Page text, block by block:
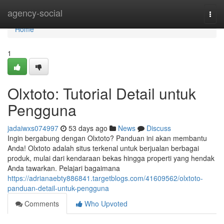
agency-social
Home
Home
1
Olxtoto: Tutorial Detail untuk
Pengguna
jadaiwxs074997 53 days ago News
Discuss
Ingin bergabung dengan Olxtoto? Panduan ini akan membantu
Anda! Olxtoto adalah situs terkenal untuk berjualan berbagai
produk, mulai dari kendaraan bekas hingga properti yang hendak
Anda tawarkan. Pelajari bagaimana
https://adrianaebty886841.targetblogs.com/41609562/olxtoto-
panduan-detail-untuk-pengguna
Comments
Who Upvoted